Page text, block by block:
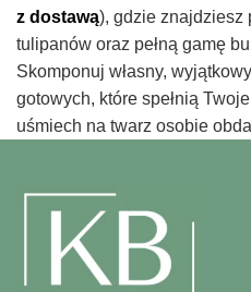
z dostawą), gdzie znajdziesz
tulipanów oraz pełną gamę
Skomponuj własny,
gotowych, które spełnią
uśmiech na twarz osobie